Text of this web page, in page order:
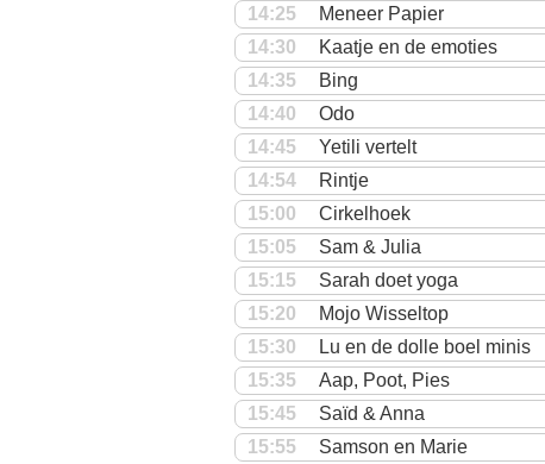
14:25
Meneer Papier
14:30
Kaatje en de emoties
14:35
Bing
14:40
Odo
14:45
Yetili vertelt
14:54
Rintje
15:00
Cirkelhoek
15:05
Sam & Julia
15:15
Sarah doet yoga
15:20
Mojo Wisseltop
15:30
Lu en de dolle boel minis
15:35
Aap, Poot, Pies
15:45
Saïd & Anna
15:55
Samson en Marie